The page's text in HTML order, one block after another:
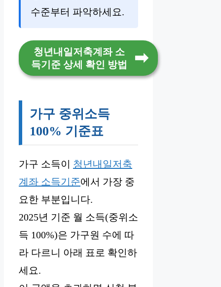
수준부터 파악하세요.
청년내일저축계좌 소
득기준 상세 확인 방법
가구 중위소득
100% 기준표
가구 소득이 청년내일저축
계좌 소득기준에서 가장 중
요한 부분입니다.
2025년 기준 월 소득(중위소
득 100%)은 가구원 수에 따
라 다르니 아래 표로 확인하
세요.